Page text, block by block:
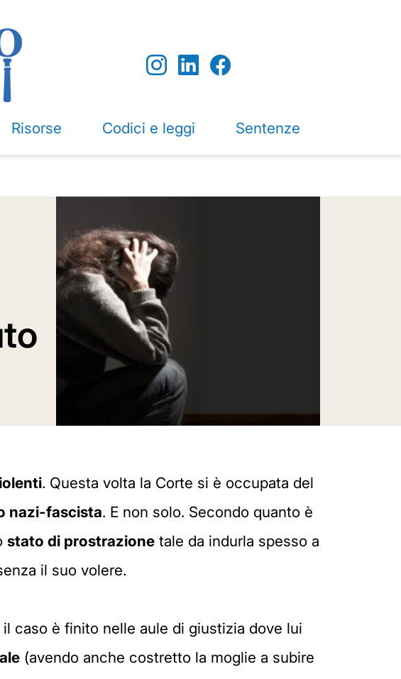
Risorse Codici e leggi Sentenze
. Questa volta la Corte si è occupata del
nazi-fascista. E non solo. Secondo quanto è
stato di prostrazione tale da indurla spesso a
il suo volere.
caso è finito nelle aule di giustizia dove lui
(avendo anche costretto la moglie a subire